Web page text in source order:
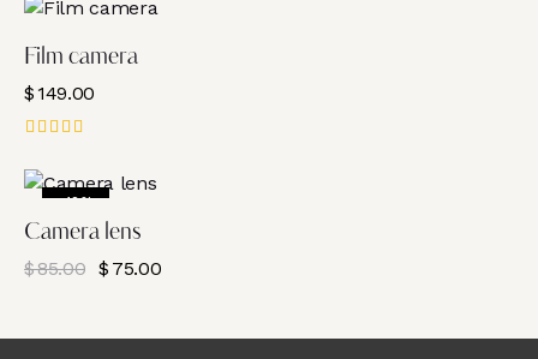
Film camera
$ 149.00
t mit
4.00-12%
Camera lens
$85.00 $ 75.00